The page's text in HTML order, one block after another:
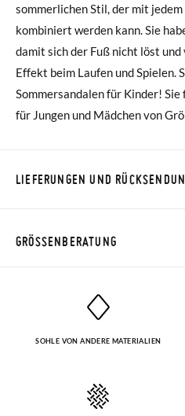
sommerlichen Stil, der mit
kombiniert werden kann. Sie
damit sich der Fuß nicht löst
Effekt beim Laufen und Spielen.
Sommersandalen für Kinder!
für Jungen und Mädchen von
LIEFERUNGEN UND
Bestellungen unter 40 € kostet
werden muss, da sie andernfalls
Vorstellungen entsprechen,
kostenlose Rücksendung
GRÖSSENBERATUNG
SOHLE VON ANDERE MATERIALIEN